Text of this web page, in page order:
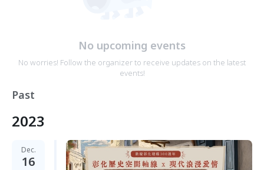
No upcoming events
No worries! Follow the organizer to receive updates on the latest
events!
Past
2023
Dec.
16